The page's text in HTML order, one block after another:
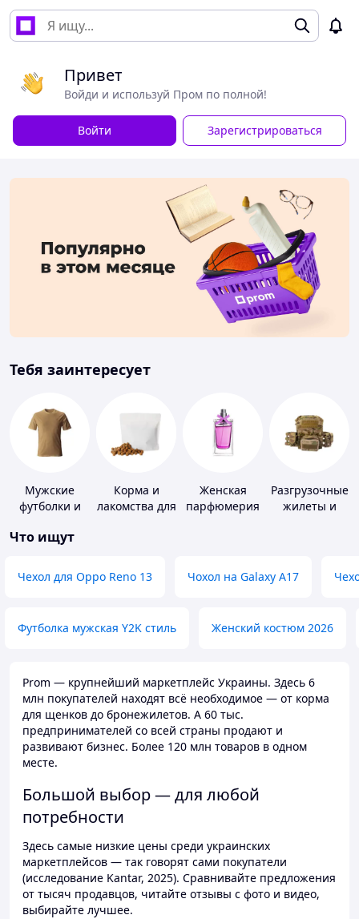
Привет
Войди и используй Пром по полной!
Войти Зарегистрироваться
Тебя заинтересует
Мужские
футболки и
Корма и
лакомства для
Женская
парфюмерия
Разгрузочные
жилеты и
Что ищут
Чехол для Oppo Reno 13 Чохол на Galaxy A17
Футболка мужская Y2K стиль Женский костюм 2026
Prom — крупнейший маркетплейс Украины. Здесь 6
млн покупателей находят всё необходимое — от корма
для щенков до бронежилетов. А 60 тыс.
предпринимателей со всей страны продают и
развивают бизнес. Более 120 млн товаров в одном
месте.
Большой выбор — для любой
потребности
Здесь самые низкие цены среди украинских
маркетплейсов — так говорят сами покупатели
(исследование Kantar, 2025). Сравнивайте предложения
от тысяч продавцов, читайте отзывы с фото и видео,
выбирайте лучшее.